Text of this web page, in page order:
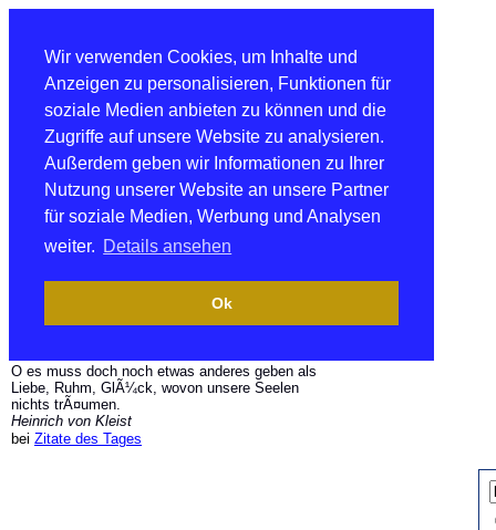
Wir verwenden Cookies, um Inhalte und
Anzeigen zu personalisieren, Funktionen für
soziale Medien anbieten zu können und die
Zugriffe auf unsere Website zu analysieren.
Außerdem geben wir Informationen zu Ihrer
Nutzung unserer Website an unsere Partner
für soziale Medien, Werbung und Analysen
weiter. Details ansehen
Ok
O es muss doch noch etwas anderes geben als
Liebe, Ruhm, GlÃ¼ck, wovon unsere Seelen
nichts trÃ¤umen.
Heinrich von Kleist
bei Zitate des Tages